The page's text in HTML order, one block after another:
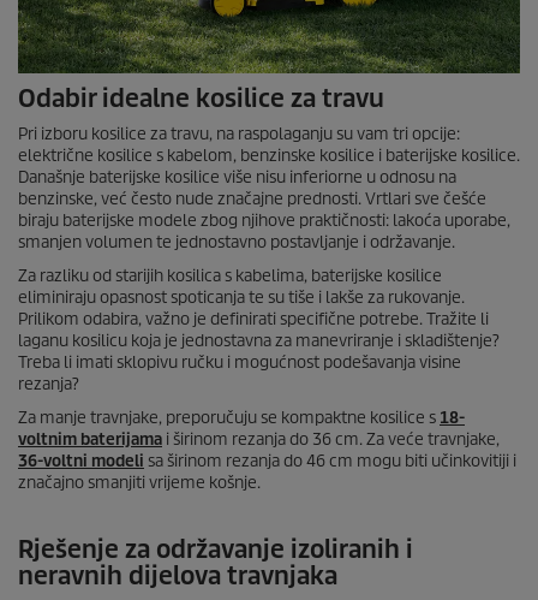
Odabir idealne kosilice za travu
Pri izboru kosilice za travu, na raspolaganju su vam tri opcije:
električne kosilice s kabelom, benzinske kosilice i baterijske kosilice.
Današnje baterijske kosilice više nisu inferiorne u odnosu na
benzinske, već često nude značajne prednosti. Vrtlari sve češće
biraju baterijske modele zbog njihove praktičnosti: lakoća uporabe,
smanjen volumen te jednostavno postavljanje i održavanje.
Za razliku od starijih kosilica s kabelima, baterijske kosilice
eliminiraju opasnost spoticanja te su tiše i lakše za rukovanje.
Prilikom odabira, važno je definirati specifične potrebe. Tražite li
laganu kosilicu koja je jednostavna za manevriranje i skladištenje?
Treba li imati sklopivu ručku i mogućnost podešavanja visine
rezanja?
Za manje travnjake, preporučuju se kompaktne kosilice s 18-
voltnim baterijama i širinom rezanja do 36 cm. Za veće travnjake,
36-voltni modeli sa širinom rezanja do 46 cm mogu biti učinkovitiji i
značajno smanjiti vrijeme košnje.
Rješenje za održavanje izoliranih i
neravnih dijelova travnjaka